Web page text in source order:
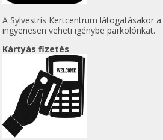
A Sylvestris Kertcentrum látogatásakor
ingyenesen veheti igénybe parkolónkat.
Kártyás fizetés